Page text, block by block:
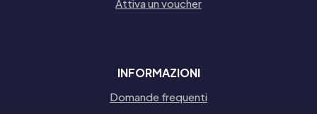
Attiva un voucher
INFORMAZIONI
Domande frequenti